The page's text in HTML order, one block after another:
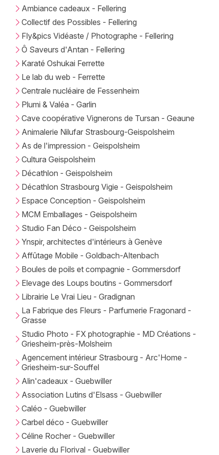
Ambiance cadeaux - Fellering
Collectif des Possibles - Fellering
Fly&pics Vidéaste / Photographe - Fellering
Ô Saveurs d'Antan - Fellering
Karaté Oshukai Ferrette
Le lab du web - Ferrette
Centrale nucléaire de Fessenheim
Plumi & Valéa - Garlin
Cave coopérative Vignerons de Tursan - Geaune
Animalerie Nilufar Strasbourg-Geispolsheim
As de l'impression - Geispolsheim
Cultura Geispolsheim
Décathlon - Geispolsheim
Décathlon Strasbourg Vigie - Geispolsheim
Espace Conception - Geispolsheim
MCM Emballages - Geispolsheim
Studio Fan Déco - Geispolsheim
Ynspir, architectes d'intérieurs à Genève
Affûtage Mobile - Goldbach-Altenbach
Boules de poils et compagnie - Gommersdorf
Elevage des Loups boutins - Gommersdorf
Librairie Le Vrai Lieu - Gradignan
La Fabrique des Fleurs - Parfumerie Fragonard -
Grasse
Studio Photo - FX photographie - MD Créations -
Griesheim-près-Molsheim
Agencement intérieur Strasbourg - Arc'Home -
Griesheim-sur-Souffel
Alin'cadeaux - Guebwiller
Association Lutins d'Elsass - Guebwiller
Caléo - Guebwiller
Carbel déco - Guebwiller
Céline Rocher - Guebwiller
Laverie du Florival - Guebwiller